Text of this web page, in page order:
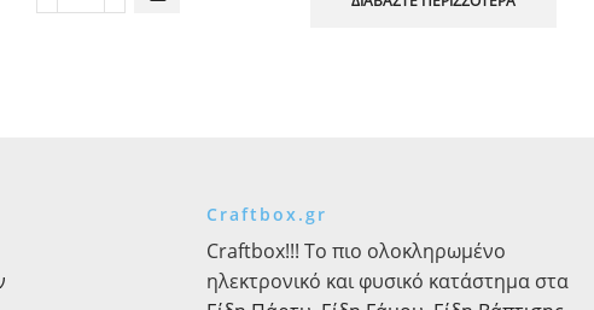
Craftbox.gr
Craftbox!!! Το πιο ολοκληρωμένο
ηλεκτρονικό και φυσικό κατάστημα στα